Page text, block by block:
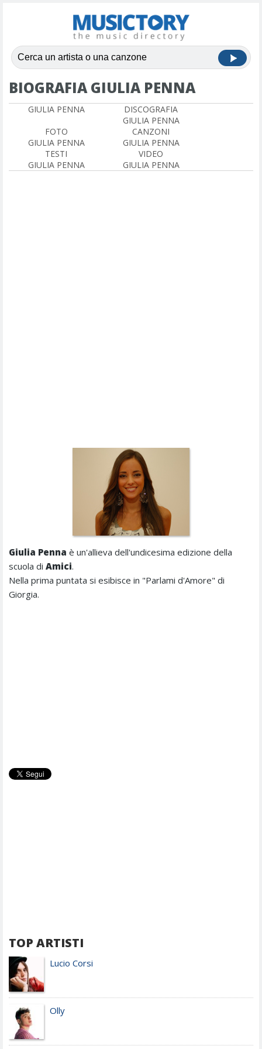
BIOGRAFIA GIULIA PENNA
GIULIA PENNA
DISCOGRAFIA
GIULIA PENNA
FOTO
GIULIA PENNA
CANZONI
GIULIA PENNA
TESTI
GIULIA PENNA
VIDEO
GIULIA PENNA
Giulia Penna è un'allieva dell'undicesima edizione della
scuola di Amici.
Nella prima puntata si esibisce in "Parlami d'Amore" di
Giorgia.
TOP ARTISTI
Lucio Corsi
Olly